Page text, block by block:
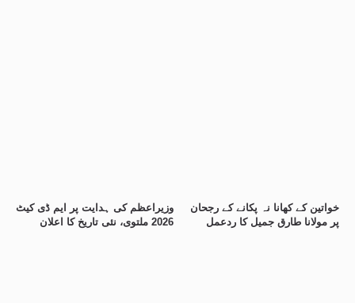
وزیراعظم کی ہدایت پر ایم ڈی کیٹ
2026 ملتوی، نئی تاریخ کا اعلان
خواتین کے کھانا نہ پکانے کے رجحان
پر مولانا طارق جمیل کا ردعمل